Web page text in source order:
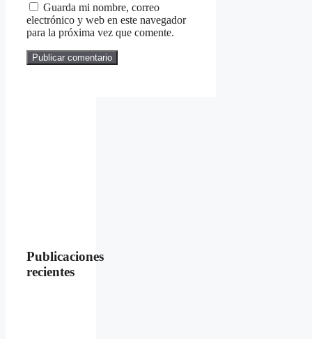
Guarda mi nombre, correo
electrónico y web en este navegador
para la próxima vez que comente.
Publicaciones
recientes